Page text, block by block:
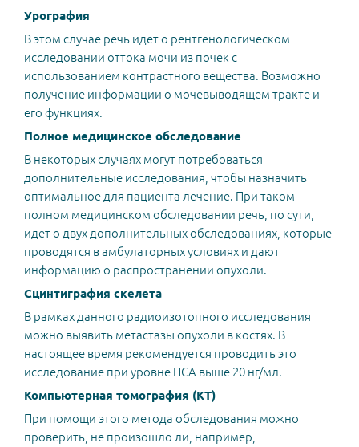
Урография
В этом случае речь идет о рентгенологическом
исследовании оттока мочи из почек с
использованием контрастного вещества. Возможно
получение информации о мочевыводящем тракте и
его функциях.
Полное медицинское обследование
В некоторых случаях могут потребоваться
дополнительные исследования, чтобы назначить
оптимальное для пациента лечение. При таком
полном медицинском обследовании речь, по сути,
идет о двух дополнительных обследованиях, которые
проводятся в амбулаторных условиях и дают
информацию о распространении опухоли.
Сцинтиграфия скелета
В рамках данного радиоизотопного исследования
можно выявить метастазы опухоли в костях. В
настоящее время рекомендуется проводить это
исследование при уровне ПСА выше 20 нг/мл.
Компьютерная томография (КТ)
При помощи этого метода обследования можно
проверить, не произошло ли, например,